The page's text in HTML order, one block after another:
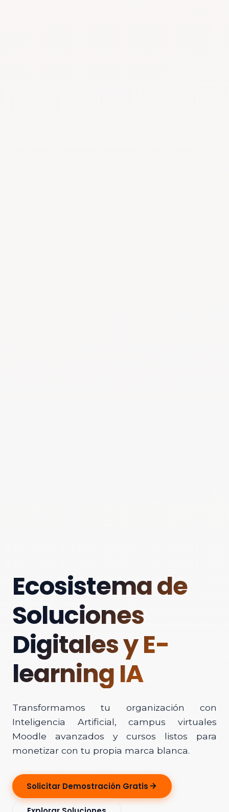
Ecosistema de
Soluciones
Digitales y E-
learning IA
Transformamos tu organización con
Inteligencia Artificial, campus virtuales
Moodle avanzados y cursos listos para
monetizar con tu propia marca blanca.
Solicitar Demostración Gratis